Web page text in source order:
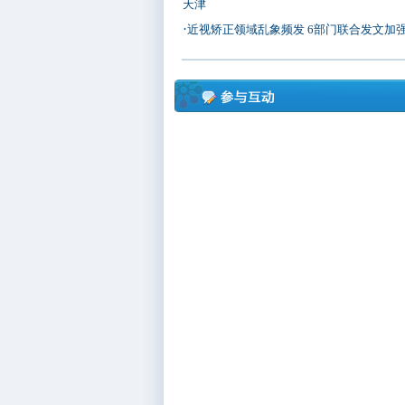
天津
·近视矫正领域乱象频发 6部门联合发文加